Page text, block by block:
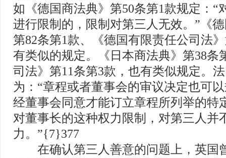
如《德国商法典》第50条第1款规定：“
进行限制的，限制对第三人无效。”《
第82条第1款、《德国有限责任公司法
有类似的规定。《日本商法典》第38条
司法》第11条第3款，也有类似规定。
为：“章程或者董事会的审议决定也可
经董事会同意才能订立章程所列举的特
对董事长的这种权力限制，对第三人并
力。”{7}377
在确认第三人善意的问题上，英国